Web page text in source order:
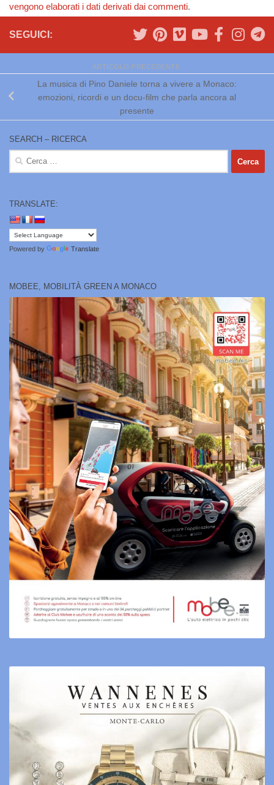
vengono elaborati i dati derivati dai commenti.
SEGUICI:
ARTICOLO PRECEDENTE
La musica di Pino Daniele torna a vivere a Monaco:
emozioni, ricordi e un docu-film che parla ancora al
presente
SEARCH – RICERCA
Ricerca
per:
TRANSLATE:
Powered by Translate
MOBEE, MOBILITÀ GREEN A MONACO